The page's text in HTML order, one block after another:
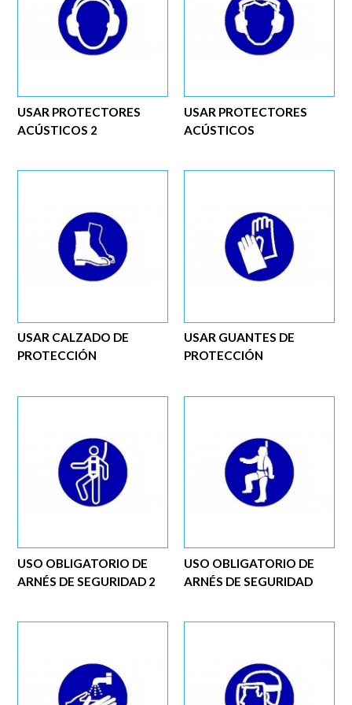
USAR PROTECTORES
ACÚSTICOS
USAR PROTECTORES
ACÚSTICOS 2
USAR GUANTES DE
PROTECCIÓN
USAR CALZADO DE
PROTECCIÓN
USO OBLIGATORIO DE
ARNÉS DE SEGURIDAD
USO OBLIGATORIO DE
ARNÉS DE SEGURIDAD 2